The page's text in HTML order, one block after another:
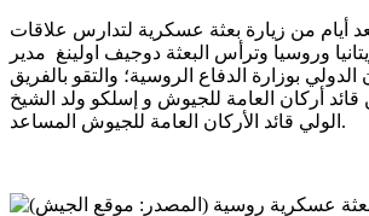
بعد أيام من زيارة بعثة عسكرية لتدارس علاقات
وروسيا وترأس البعثة دوجيف اولينغ مدير
الدولي بوزارة الدفاع الروسية؛ والتقو بالفريق
قائد أركان العامة للجيوش و إسلكو ولد الشيخ
الولي قائد الأركان العامة للجيوش المساعد.